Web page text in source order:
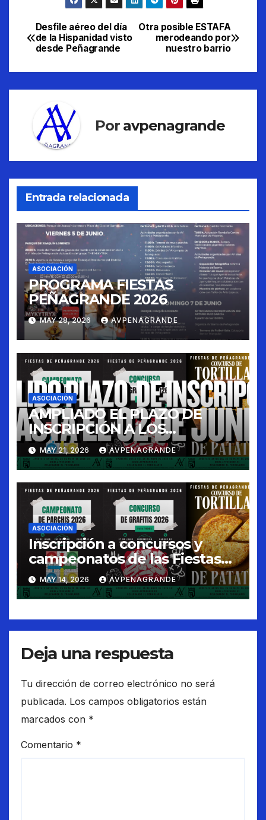
Navegación
de
Otra posible ESTAFA
merodeando por
nuestro barrio
Desfile aéreo del día
de la Hispanidad visto
desde Peñagrande
Por avpenagrande
Entrada relacionada
ASOCIACIÓN
PROGRAMA FIESTAS
PEÑAGRANDE 2026
MAY 28, 2026 AVPENAGRANDE
ASOCIACIÓN
AMPLIADO EL PLAZO DE
INSCRIPCIÓN A LOS
CONCURSOS FIESTAS 2026
MAY 21, 2026 AVPENAGRANDE
ASOCIACIÓN
Inscripción a concursos y
campeonatos de las Fiestas
de Peñagrande 2026
MAY 14, 2026 AVPENAGRANDE
Deja una respuesta
Tu dirección de correo electrónico no será
publicada. Los campos obligatorios están
marcados con *
Comentario *